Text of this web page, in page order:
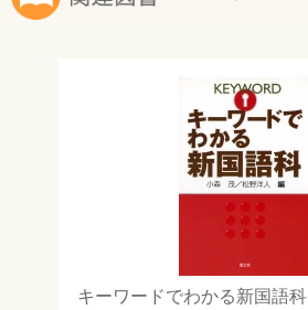
キーワードでわかる新国語科